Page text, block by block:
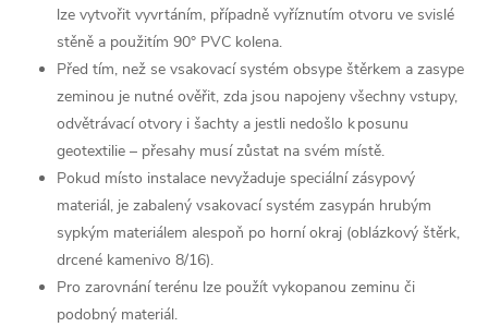
lze vytvořit vyvrtáním, případně vyříznutím otvoru ve svislé
stěně a použitím 90° PVC kolena.
Před tím, než se vsakovací systém obsype štěrkem a zasype
zeminou je nutné ověřit, zda jsou napojeny všechny vstupy,
odvětrávací otvory i šachty a jestli nedošlo k posunu
geotextilie – přesahy musí zůstat na svém místě.
Pokud místo instalace nevyžaduje speciální zásypový
materiál, je zabalený vsakovací systém zasypán hrubým
sypkým materiálem alespoň po horní okraj (oblázkový štěrk,
drcené kamenivo 8/16).
Pro zarovnání terénu lze použít vykopanou zeminu či
podobný materiál.